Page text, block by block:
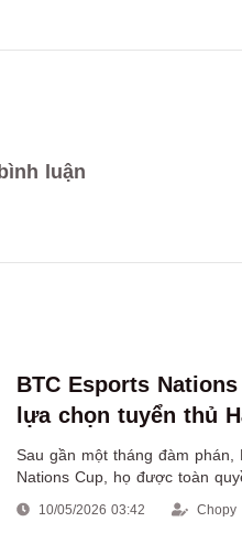
luận
BTC Esports
lựa chọn tuyển thủ
Sau gần một tháng đàm
Nations Cup, họ được toàn
10/05/2026 03:42 Chopy